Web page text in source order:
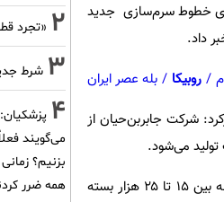
خطوط سرم‌سازی جدید
داد.
/ روبیکا / بله عصر ایران
شرکت جابربن‌حیان از
تولید می‌شود.
وی حجم تولید آنتی‌بیوتیک در شرکت جابربن‌حیان را قابل قبول ارزیابی و تصریح کرد: این شرکت روزانه بین ۱۵ تا ۲۵ هزار بسته
2 «تجرد
3 شرط
4
می‌گویند
بزنیم؟
همه ضرر